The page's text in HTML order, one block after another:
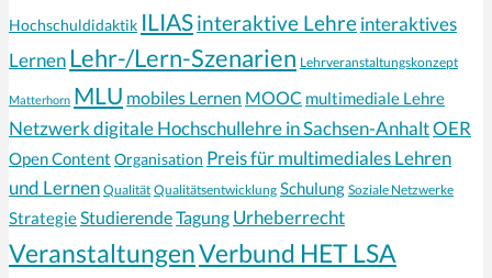
Hochschuldidaktik ILIASinteraktive Lehreinteraktives
LernenLehr-/Lern-Szenarien Lehrveranstaltungskonzept
Matterhorn MLU mobiles Lernen MOOC multimediale Lehre
Netzwerk digitale Hochschullehre in Sachsen-AnhaltOER
Open Content Organisation Preis für multimediales Lehren
und Lernen Qualität Qualitätsentwicklung Schulung Soziale Netzwerke
StrategieStudierendeTagung Urheberrecht
VeranstaltungenVerbund HET LSA